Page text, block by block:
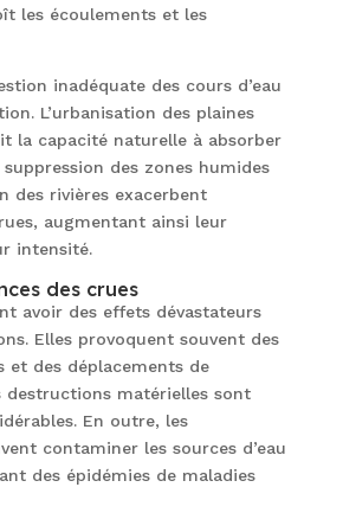
les écoulements et les
inadéquate des cours d’eau
L’urbanisation des plaines
la capacité naturelle à absorber
suppression des zones humides
des rivières exacerbent
augmentant ainsi leur
intensité.
des crues
avoir des effets dévastateurs
Elles provoquent souvent des
et des déplacements de
destructions matérielles sont
En outre, les
contaminer les sources d’eau
des épidémies de maladies